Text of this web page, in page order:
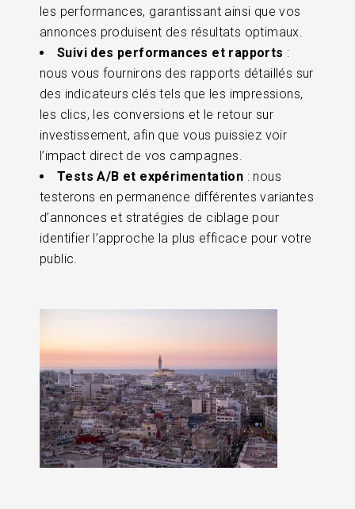
les performances, garantissant ainsi que vos
annonces produisent des résultats optimaux.
Suivi des performances et rapports :
nous vous fournirons des rapports détaillés sur
des indicateurs clés tels que les impressions,
les clics, les conversions et le retour sur
investissement, afin que vous puissiez voir
l’impact direct de vos campagnes.
Tests A/B et expérimentation : nous
testerons en permanence différentes variantes
d’annonces et stratégies de ciblage pour
identifier l’approche la plus efficace pour votre
public.